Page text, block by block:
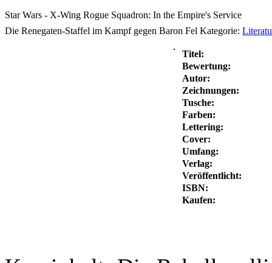
Star Wars - X-Wing Rogue Squadron: In the Empire's Service
Die Renegaten-Staffel im Kampf gegen Baron Fel Kategorie:
Titel:
Bewertung:
Autor:
Zeichnungen:
Tusche:
Farben:
Lettering:
Cover:
Umfang:
Verlag:
Veröffentlicht:
ISBN:
Kaufen: